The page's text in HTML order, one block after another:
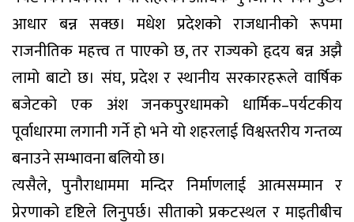
आधार बन्न सक्छ। मधेश प्रदेशको राजधानीको रूपमा
राजनीतिक महत्त्व त पाएको छ, तर राज्यको हृदय बन्न अझै
लामो बाटो छ। संघ, प्रदेश र स्थानीय सरकारहरूले वार्षिक
बजेटको एक अंश जनकपुरधामको धार्मिक–पर्यटकीय
पूर्वाधारमा लगानी गर्ने हो भने यो शहरलाई विश्वस्तरीय गन्तव्य
बनाउने सम्भावना बलियो छ।
त्यसैले, पुनौराधाममा मन्दिर निर्माणलाई आत्मसम्मान र
प्रेरणाको दृष्टिले लिनुपर्छ। सीताको प्रकटस्थल र माइतीबीच